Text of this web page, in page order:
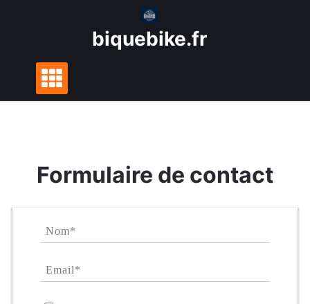
biquebike.fr
Formulaire de contact